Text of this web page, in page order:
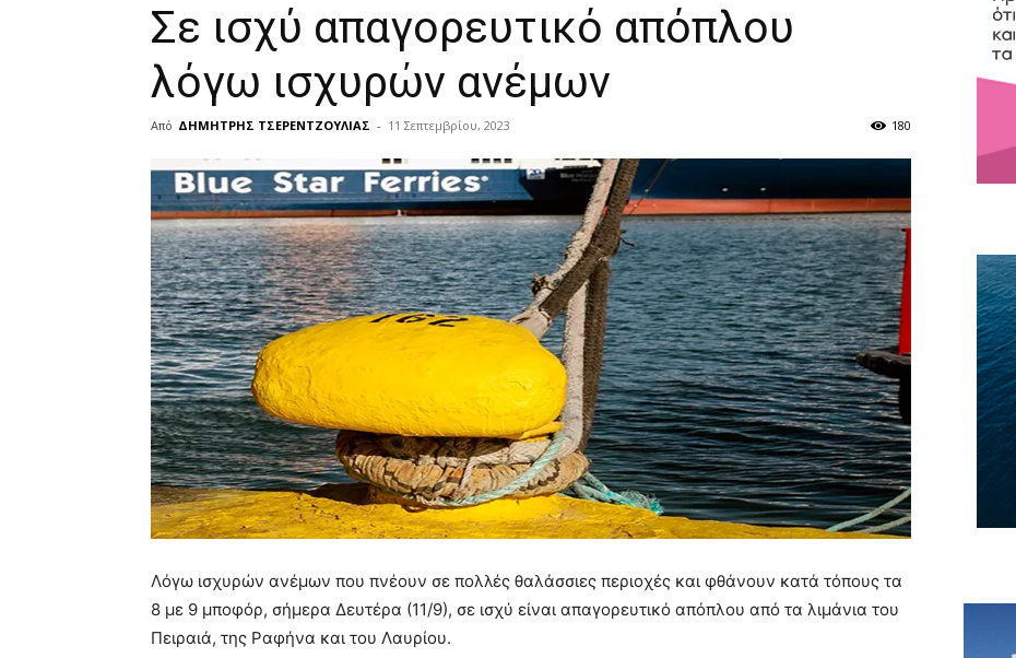
Σε ισχύ απαγορευτικό απόπλου
λόγω ισχυρών ανέμων
Από ΔΗΜΗΤΡΗΣ ΤΣΕΡΕΝΤΖΟΥΛΙΑΣ - 11 Σεπτεμβρίου, 2023 180
Λόγω ισχυρών ανέμων που πνέουν σε πολλές θαλάσσιες περιοχές και φθάνουν κατά τόπους τα
8 με 9 μποφόρ, σήμερα Δευτέρα (11/9), σε ισχύ είναι απαγορευτικό απόπλου από τα λιμάνια του
Πειραιά, της Ραφήνα και του Λαυρίου.